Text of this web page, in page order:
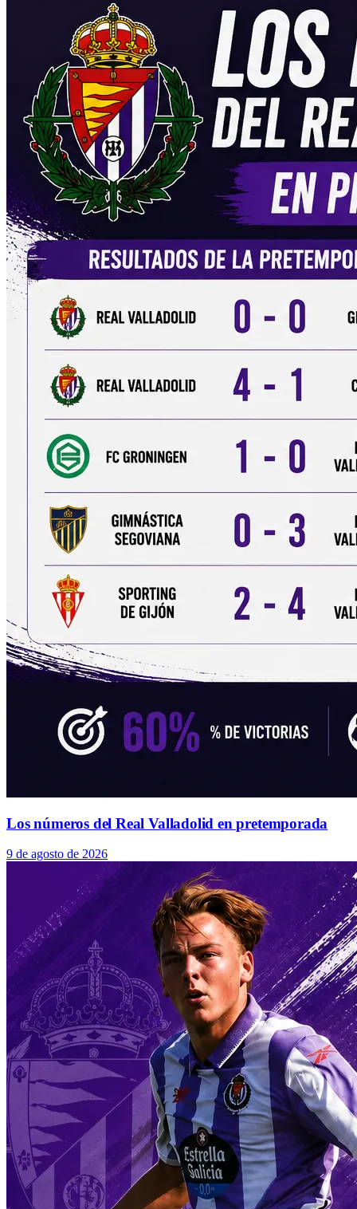
Los números del Real Valladolid en pretemporada
9 de agosto de 2026